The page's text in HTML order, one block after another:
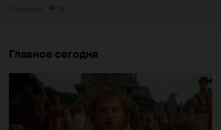
Главное сегодня